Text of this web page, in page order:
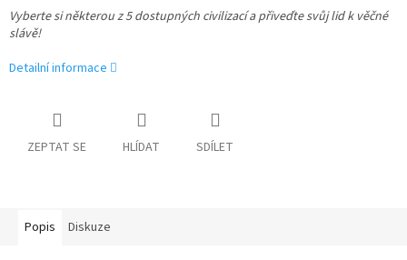
Vyberte si některou z 5 dostupných civilizací a přiveďte svůj lid k věčné
slávě!
Detailní informace
ZEPTAT SE HLÍDAT SDÍLET
Popis Diskuze